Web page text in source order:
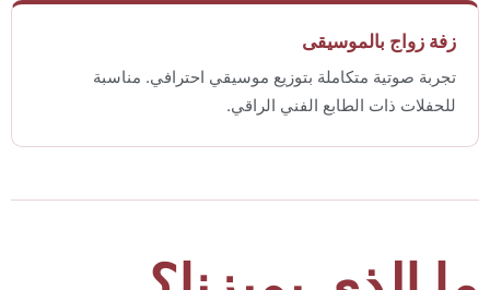
زفة زواج بالموسيقى
تجربة صوتية متكاملة بتوزيع موسيقي احترافي. مناسبة
للحفلات ذات الطابع الفني الراقي.